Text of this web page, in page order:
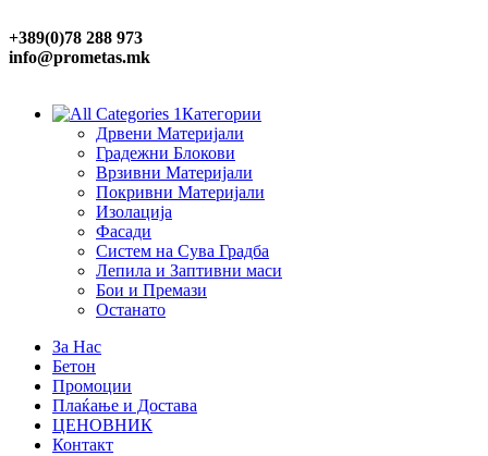
+389(0)78 288 973
info@prometas.mk
Категории
Дрвени Материјали
Градежни Блокови
Врзивни Материјали
Покривни Материјали
Изолација
Фасади
Систем на Сува Градба
Лепила и Заптивни маси
Бои и Премази
Останато
За Нас
Бетон
Промоции
Плаќање и Достава
ЦЕНОВНИК
Контакт